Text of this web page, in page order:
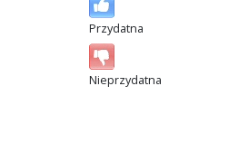
Przydatna
Nieprzydatna